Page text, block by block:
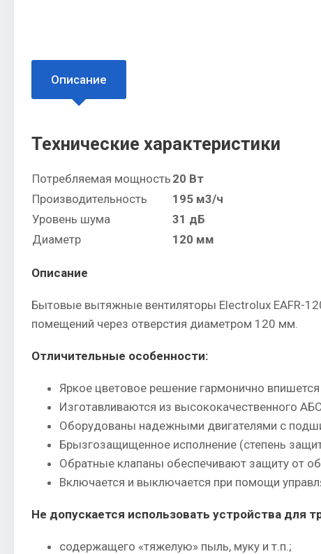
Описание
Технические характеристики
Потребляемая мощность 20 Вт
Производительность
195 м3/ч
Уровень шума
31 дБ
Диаметр
120 мм
Описание
Бытовые вытяжные вентиляторы Electrolux EAFR-
помещений через отверстия диаметром 120 мм.
Отличительные особенности:
Яркое цветовое решение гармонично впишется
Изготавливаются из высококачественного
Оборудованы надежными двигателями с
Брызгозащищенное исполнение (степень
Обратные клапаны обеспечивают защиту от
Включается и выключается при помощи
Не допускается использовать устройства для
содержащего «тяжелую» пыль, муку и т.п.;